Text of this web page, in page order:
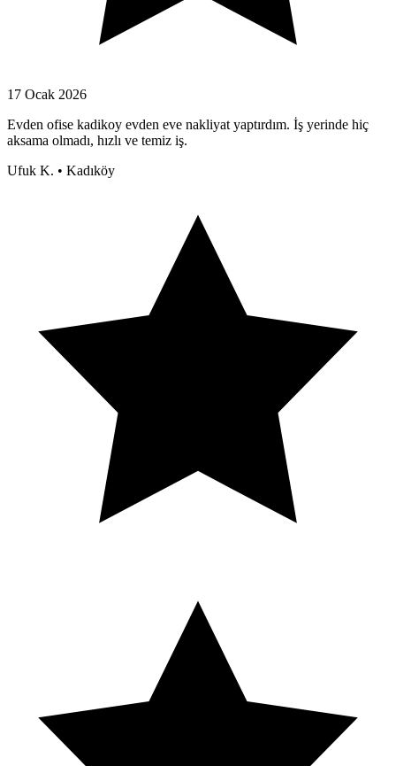
17 Ocak 2026
Evden ofise kadikoy evden eve nakliyat yaptırdım. İş yerinde hiç
aksama olmadı, hızlı ve temiz iş.
Ufuk K. • Kadıköy